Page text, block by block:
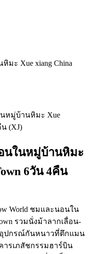
ะ Xue xiang China
นในหมู่บ้านหิมะ
6วัน 4คืน
World ชมและนอนใน
รวมนั่งม้าลากเลื่อน-
อุปกรณ์กันหนาวที่ตึกแมน
ารเภสัชกรรมฮาร์บิน